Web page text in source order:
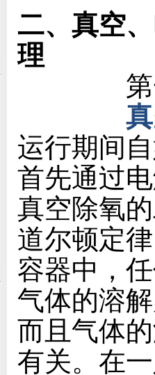
二、真空
理
第一步
运行期间
首先通过
真空除氧
道尔顿定
容器中，
气体的溶
而且气体
有关。在